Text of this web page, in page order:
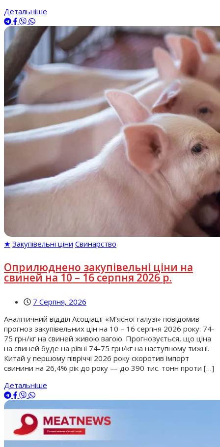
Детальніше
★ Закупівельні ціни Свинарство
Оприлюднено закупівельні ціни на
свиней на 10 – 16 серпня 2026 р.
7 Серпня, 2026
Аналітичний відділ Асоціації «М’ясної галузі» повідомив
прогноз закупівельних цін на 10 – 16 серпня 2026 року: 74-
75 грн/кг на свиней живою вагою. Прогнозується, що ціна
на свиней буде на рівні 74-75 грн/кг на наступному тижні.
Китай у першому півріччі 2026 року скоротив імпорт
свинини на 26,4% рік до року — до 390 тис. тонн проти […]
Детальніше